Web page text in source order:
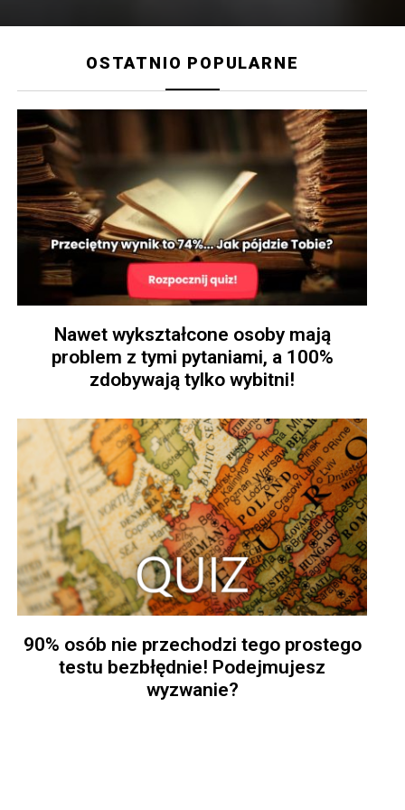
OSTATNIO POPULARNE
Nawet wykształcone osoby mają
problem z tymi pytaniami, a 100%
zdobywają tylko wybitni!
90% osób nie przechodzi tego prostego
testu bezbłędnie! Podejmujesz
wyzwanie?